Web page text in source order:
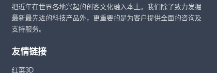
把近年在世界各地兴起的创客文化融入本土。我们除了致力发掘
最新最先进的科技产品外，更重要的是为客户提供全面的咨询及
支持服务。
友情链接
红菜3D